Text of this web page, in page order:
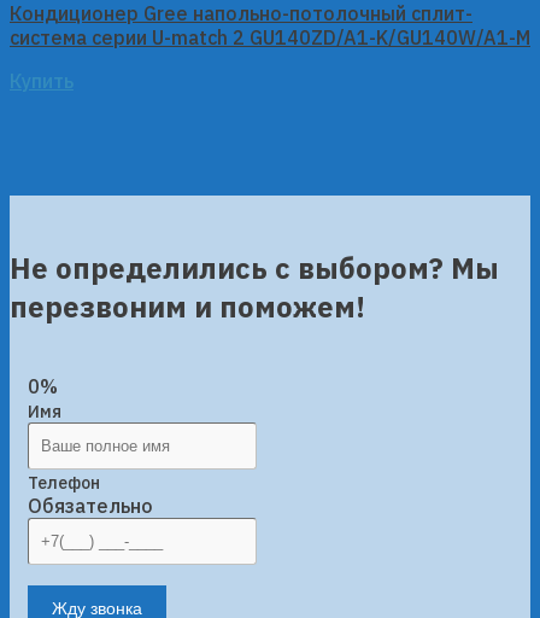
Кондиционер Gree напольно-потолочный сплит-
система серии U-match 2 GU140ZD/A1-K/GU140W/A1-M
Купить
Не определились с выбором? Мы
перезвоним и поможем!
0%
Имя
Телефон
Обязательно
Жду звонка